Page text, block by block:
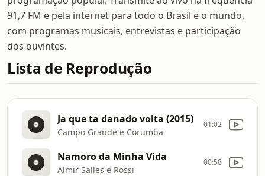
91,7 FM e pela internet para todo o Brasil e o mundo,
com programas musicais, entrevistas e participação
dos ouvintes.
Lista de Reprodução
Ja que ta danado volta (2015)
Campo Grande e Corumba
01:02
Namoro da Minha Vida
Almir Salles e Rossi
00:58